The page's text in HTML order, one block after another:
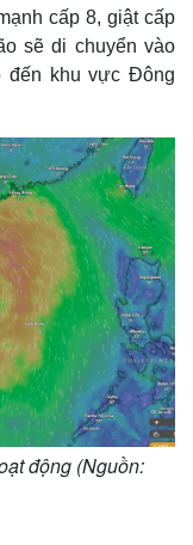
cấp 8, giật cấp
sẽ di chuyển vào
đến khu vực Đông
động (Nguồn: